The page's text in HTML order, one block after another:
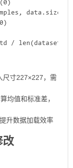
/ len(dataset)
尺寸227×227，需
均值和标准差，
升数据加载效率
改